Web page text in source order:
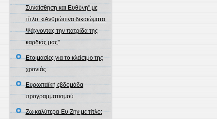
Συναίσθηση και Ευθύνη" με
τίτλο: «Ανθρώπινα δικαιώματα:
Ψάχνοντας την πατρίδα της
καρδιάς μας"
Ετοιμασίες για το κλείσιμο της
χρονιάς
Ευρωπαϊκή εβδομάδα
προγραμματισμού
Ζω καλύτερα-Ευ Ζην με τίτλο: